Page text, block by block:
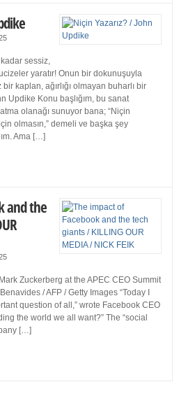
sessiz,
yaratır! Onun bir dokunuşuyla
kaplan, ağırlığı olmayan buharlı bir
Updike Konu başlığım, bu sanat
olanağı sunuyor bana; “Niçin
olmasın,” demeli ve başka şey
Ama […]
and the
Zuckerberg at the APEC CEO Summit
/ AFP / Getty Images “Today I
question of all,” wrote Facebook CEO
the world we all want?” The “social
[…]